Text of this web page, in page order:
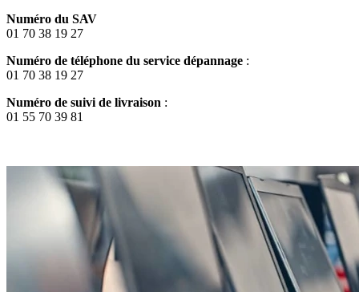
Numéro du SAV
01 70 38 19 27
Numéro de téléphone du service dépannage :
01 70 38 19 27
Numéro de suivi de livraison :
01 55 70 39 81